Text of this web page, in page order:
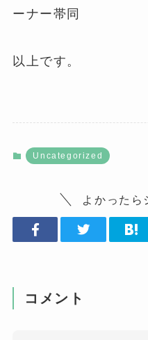
ーナー帯同
以上です。
Uncategorized
よかったら
コメント